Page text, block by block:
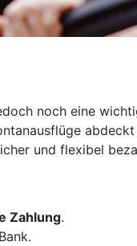
noch eine
und flexibel
Zahlung.